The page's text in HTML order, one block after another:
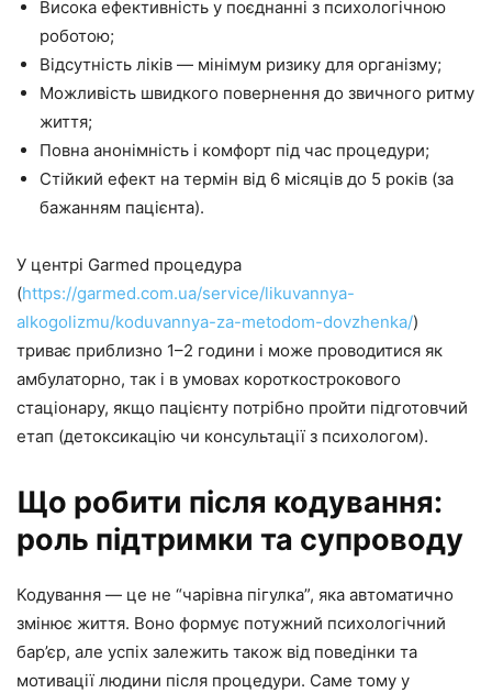
Висока ефективність у поєднанні з психологічною
роботою;
Відсутність ліків — мінімум ризику для організму;
Можливість швидкого повернення до звичного ритму
життя;
Повна анонімність і комфорт під час процедури;
Стійкий ефект на термін від 6 місяців до 5 років (за
бажанням пацієнта).
У центрі Garmed процедура
(https://garmed.com.ua/service/likuvannya-
alkogolizmu/koduvannya-za-metodom-dovzhenka/)
триває приблизно 1–2 години і може проводитися як
амбулаторно, так і в умовах короткострокового
стаціонару, якщо пацієнту потрібно пройти підготовчий
етап (детоксикацію чи консультації з психологом).
Що робити після кодування:
роль підтримки та супроводу
Кодування — це не “чарівна пігулка”, яка автоматично
змінює життя. Воно формує потужний психологічний
бар’єр, але успіх залежить також від поведінки та
мотивації людини після процедури. Саме тому у